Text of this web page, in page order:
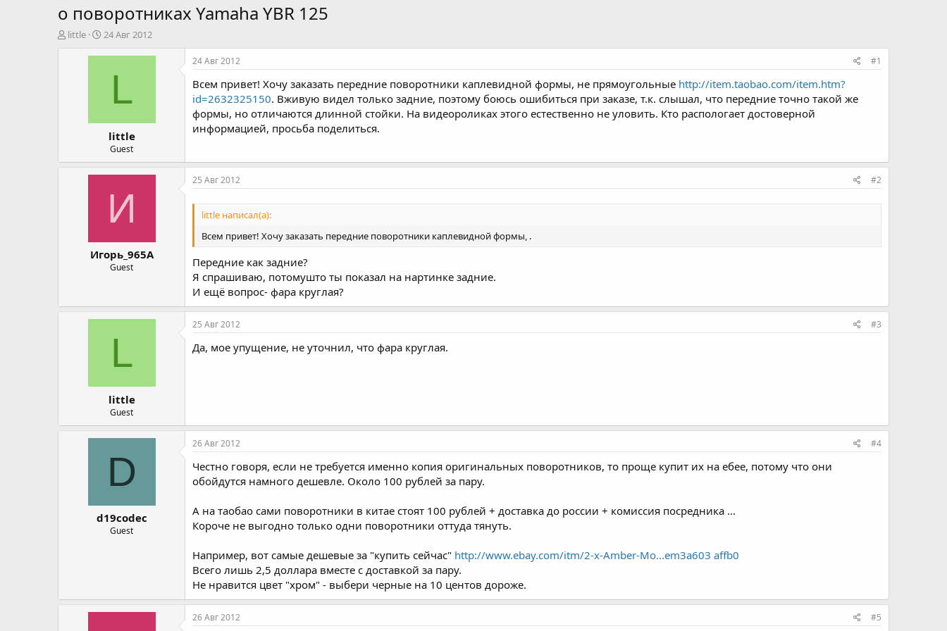
о поворотниках Yamaha YBR 125
А
little
Д
т
а
24 Авг 2012
L
little
Guest
24 Авг 2012 #1
Всем привет! Хочу заказать передние поворотники каплевидной формы, не прямоугольные http://item.taobao.com/item.htm?
id=2632325150. Вживую видел только задние, поэтому боюсь ошибиться при заказе, т.к. слышал, что передние точно такой же
формы, но отличаются длинной стойки. На видеороликах этого естественно не уловить. Кто распологает достоверной
информацией, просьба поделиться.
И
Игорь_965А
Guest
25 Авг 2012 #2
little написал(а):
Всем привет! Хочу заказать передние поворотники каплевидной формы, .
Передние как задние?
Я спрашиваю, потомушто ты показал на нартинке задние.
И ещё вопрос- фара круглая?
L
little
Guest
25 Авг 2012 #3
Да, мое упущение, не уточнил, что фара круглая.
D
d19codec
Guest
26 Авг 2012 #4
Честно говоря, если не требуется именно копия оригинальных поворотников, то проще купит их на ебее, потому что они
обойдутся намного дешевле. Около 100 рублей за пару.
А на таобао сами поворотники в китае стоят 100 рублей + доставка до россии + комиссия посредника ...
Короче не выгодно только одни поворотники оттуда тянуть.
Например, вот самые дешевые за "купить сейчас" http://www.ebay.com/itm/2-x-Amber-Mo...em3a603 affb0
Всего лишь 2,5 доллара вместе с доставкой за пару.
Не нравится цвет "хром" - выбери черные на 10 центов дороже.
26 Авг 2012 #5